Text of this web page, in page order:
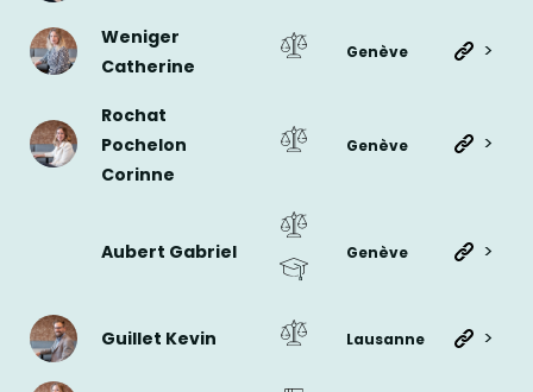
Weniger
Catherine
Genève >
Rochat
Pochelon
Corinne
Genève >
Aubert Gabriel Genève >
Guillet Kevin Lausanne >